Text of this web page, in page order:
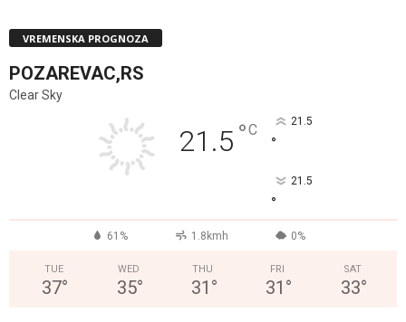
VREMENSKA PROGNOZA
POZAREVAC,RS
Clear Sky
21.5 °C 21.5
°
21.5
°
61% 1.8kmh 0%
TUE
37°
WED
35°
THU
31 °
FRI
31 °
SAT
33°